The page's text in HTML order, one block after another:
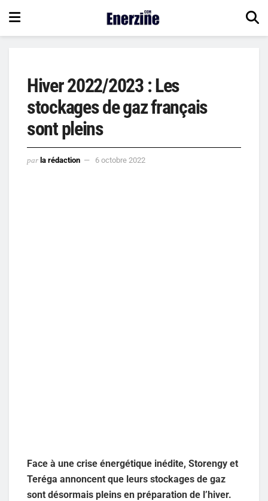
Hiver 2022/2023 : Les
stockages de gaz français
sont pleins
par la rédaction 6 octobre 2022
Face à une crise énergétique inédite, Storengy et
Teréga annoncent que leurs stockages de gaz
sont désormais pleins en préparation de l’hiver.